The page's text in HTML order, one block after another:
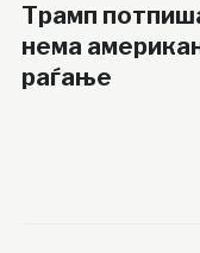
Трамп
нема
раѓање